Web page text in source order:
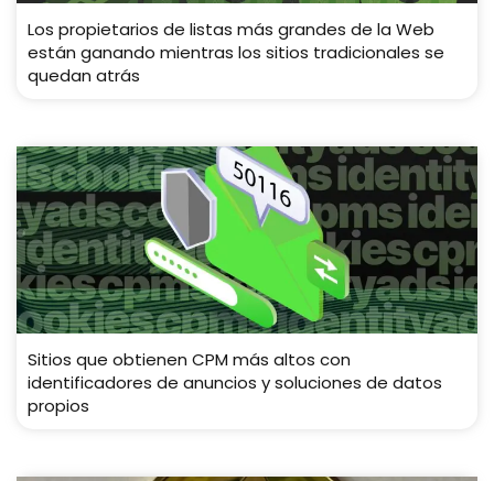
Los propietarios de listas más grandes de la Web
están ganando mientras los sitios tradicionales se
quedan atrás
Sitios que obtienen CPM más altos con
identificadores de anuncios y soluciones de datos
propios